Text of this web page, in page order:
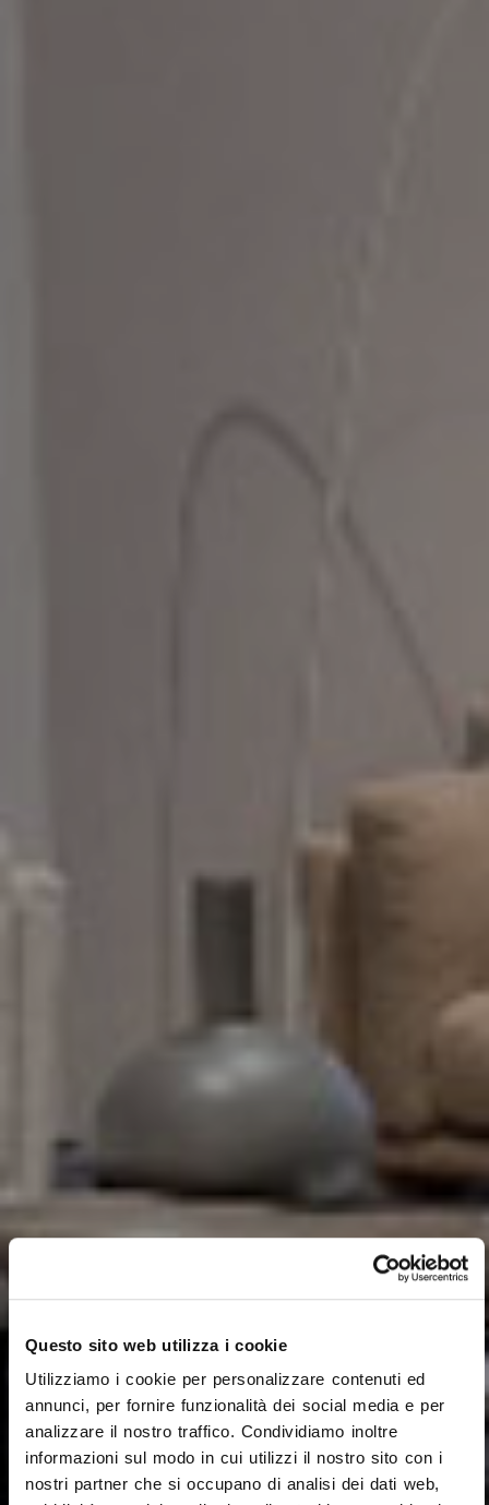
Questo sito web utilizza i cookie
Utilizziamo i cookie per personalizzare contenuti ed
annunci, per fornire funzionalità dei social media e per
analizzare il nostro traffico. Condividiamo inoltre
informazioni sul modo in cui utilizzi il nostro sito con i
nostri partner che si occupano di analisi dei dati web,